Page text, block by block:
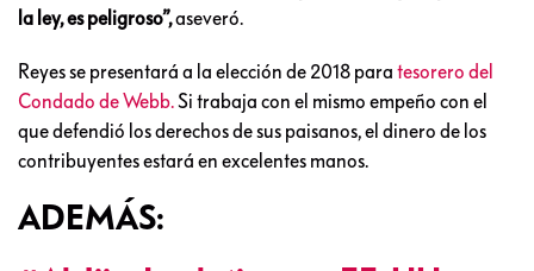
la ley, es peligroso”,aseveró.
Reyes se presentará a la elección de 2018 para tesorero del
Condado de Webb.Si trabaja con el mismo empeño con el
que defendió los derechos de sus paisanos, el dinero de los
contribuyentes estará en excelentes manos.
ADEMÁS: